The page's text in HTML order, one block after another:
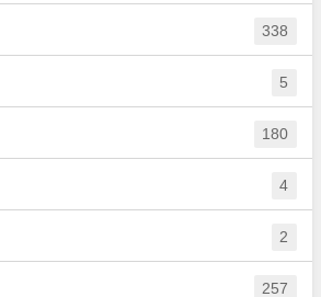
338
5
180
4
2
257